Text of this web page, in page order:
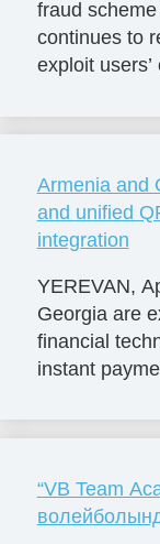
fraud
continues to
exploit users’
Armenia and
and unified
integration
YEREVAN,
Georgia are
financial
instant
“VB Team